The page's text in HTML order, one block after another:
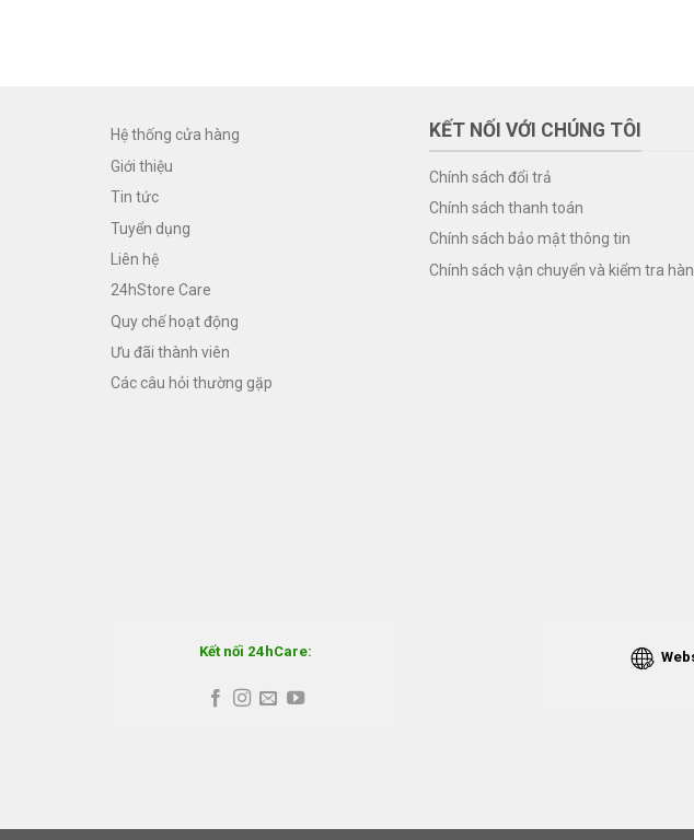
Hệ thống cửa hàng
Giới thiệu
Tin tức
Tuyển dụng
Liên hệ
24hStore Care
Quy chế hoạt động
Ưu đãi thành viên
Các câu hỏi thường gặp
KẾT NỐI VỚI CHÚNG TÔI
Chính sách đổi trả
Chính sách thanh toán
Chính sách bảo mật thông tin
Chính sách vận chuyển và kiểm tra
Kết nối 24hCare: